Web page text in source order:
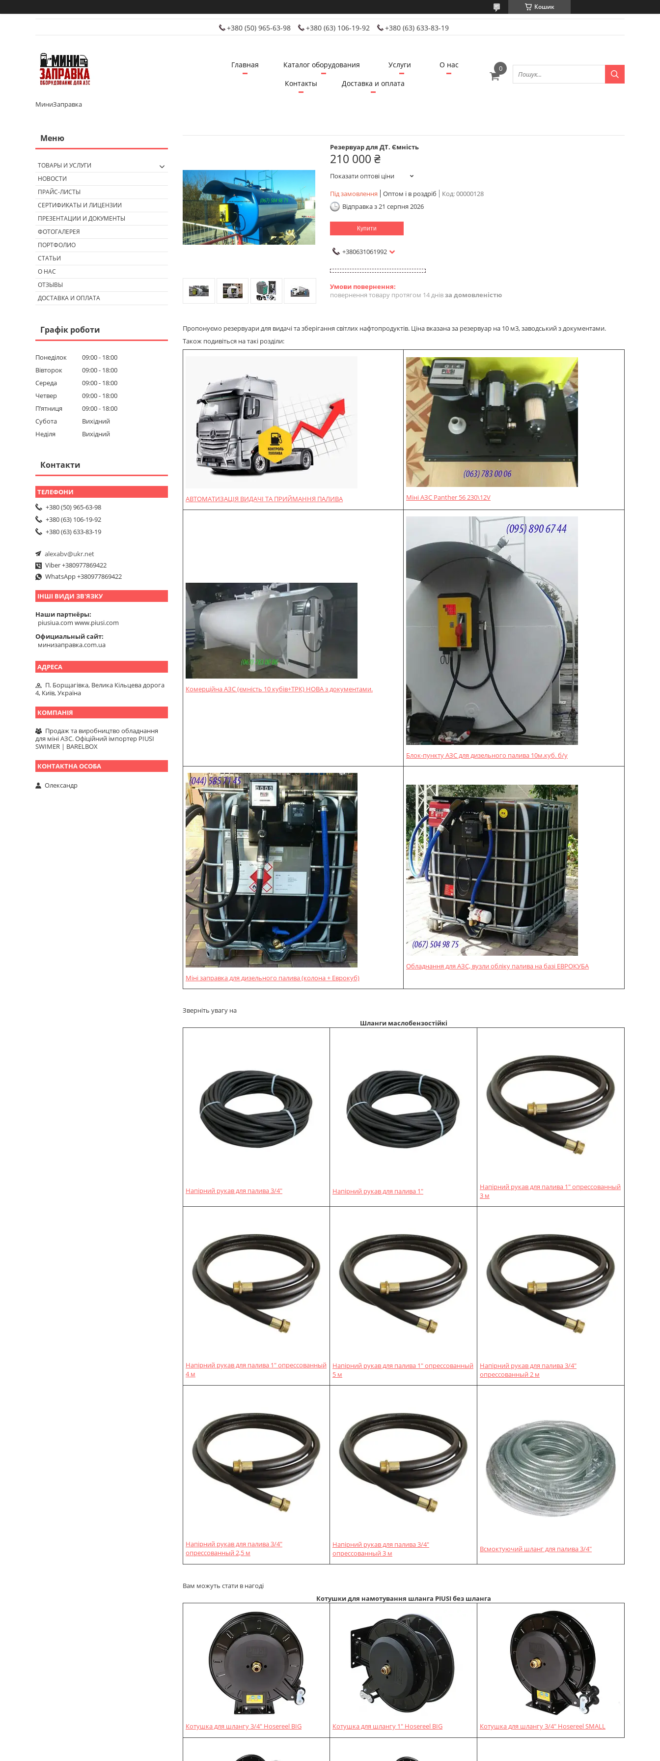
Кошик
+380 (50) 965-63-98 +380 (63) 106-19-92 +380 (63) 633-83-19
МиниЗаправка
Главная Каталог оборудования Услуги
О нас
Контакты
Доставка и оплата
Резервуар для ДТ. Ємність
210 000 ₴
Показати оптові ціни
Під замовлення
Оптом і в роздріб Код:00000128
Відправка з 21 серпня 2026
Купити
+380631061992
повернення товару протягом 14 днівза домовленістю
Пропонуємо резервуари для видачі та зберігання світлих нафтопродуктів. Ціна вказана за резервуар на 10 м3, заводський з документами.
Також подивіться на такі розділи:
АВТОМАТИЗАЦІЯ ВИДАЧІ ТА ПРИЙМАННЯ ПАЛИВА Міні АЗС Panther 56 230\12V
Комерційна АЗС (ємність 10 кубів+ТРК) НОВА з документами.
Блок-пункту АЗС для дизельного палива 10м.куб. б/у
Міні заправка для дизельного палива (колона + Еврокуб)
Обладнання для АЗС, вузли обліку палива на базі ЕВРОКУБА
Зверніть увагу на
Шланги маслобензостійкі
Напірний рукав для палива 3/4" Напірний рукав для палива 1"
Напірний рукав для палива 1" опрессованный
3 м
Напірний рукав для палива 1" опрессованный
4 м
Напірний рукав для палива 1" опрессованный
5 м
Напірний рукав для палива 3/4"
опрессованный 2 м
Напірний рукав для палива 3/4"
опрессованный 2,5 м
Напірний рукав для палива 3/4"
опрессованный 3 м
Всмоктуючий шланг для палива 3/4"
Вам можуть стати в нагоді
Котушки для намотування шланга PIUSI без шланга
Котушка для шлангу 3/4" Hosereel BIG Котушка для шлангу 1" Hosereel BIG Котушка для шлангу 3/4" Hosereel SMALL
ТОВАРЫ И УСЛУГИ
НОВОСТИ
ПРАЙС-ЛИСТЫ
СЕРТИФИКАТЫ И ЛИЦЕНЗИИ
ПРЕЗЕНТАЦИИ И ДОКУМЕНТЫ
ФОТОГАЛЕРЕЯ
ПОРТФОЛИО
СТАТЬИ
О НАС
ОТЗЫВЫ
ДОСТАВКА И ОПЛАТА
Графік роботи
Понеділок 09:00
18:00
Вівторок
09:00
18:00
Середа
09:00
18:00
Четвер
09:00
18:00
Пʼятниця
09:00
18:00
Субота
Вихідний
Неділя
Вихідний
Контакти
+380 (50) 965-63-98
+380 (63) 106-19-92
+380 (63) 633-83-19
alexabv@ukr.net
Viber +380977869422
WhatsApp +380977869422
ІНШІ ВИДИ ЗВ'ЯЗКУ
Наши партнёры
piusiua.com www.piusi.com
Официальный сайт
минизаправка.com.ua
П. Борщагівка, Велика Кільцева дорога
4, Київ, Україна
Продаж та виробництво обладнання
для міні АЗС. Офіційний імпортер PIUSI
SWIMER | BARELBOX
Олександр